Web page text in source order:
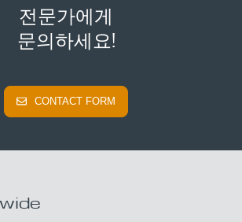
전문가에게
문의하세요!
CONTACT FORM